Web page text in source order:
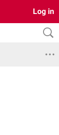
Log in